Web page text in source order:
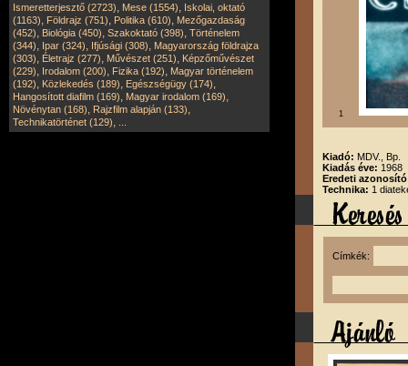
Ismeretterjesztő (2723), Mese (1554), Iskolai, oktató
(1163), Földrajz (751), Politika (610), Mezőgazdaság
(452), Biológia (450), Szakoktató (398), Történelem
(344), Ipar (324), Ifjúsági (308), Magyarország földrajza
(303), Életrajz (277), Művészet (251), Képzőművészet
(229), Irodalom (200), Fizika (192), Magyar történelem
(192), Közlekedés (189), Egészségügy (174),
Hangosított diafilm (169), Magyar irodalom (169),
Növénytan (168), Rajzfilm alapján (133),
Technikatörténet (129),
1
Kiadó: MDV., Bp.
Kiadás éve: 1968
Eredeti
Technika: 1
Címkék: